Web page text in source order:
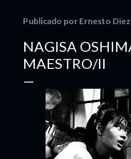
Publicado por Ernesto
NAGISA
MAESTRO/II